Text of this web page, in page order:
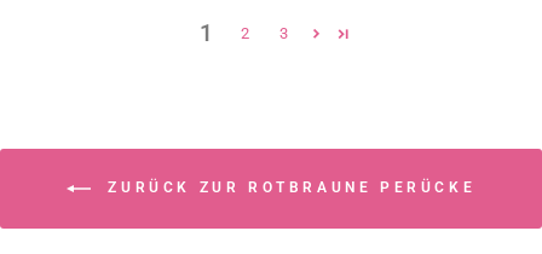
1 2 3
ZURÜCK ZUR ROTBRAUNE PERÜCKE